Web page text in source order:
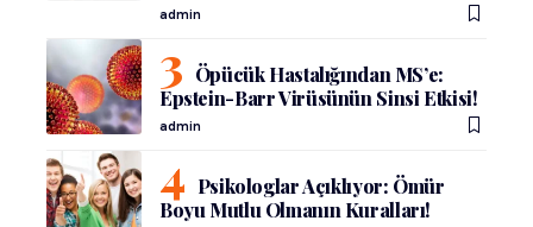
admin
Öpücük Hastalığından MS’e:
Epstein-Barr Virüsünün Sinsi Etkisi!
admin
Psikologlar Açıklıyor: Ömür
Boyu Mutlu Olmanın Kuralları!